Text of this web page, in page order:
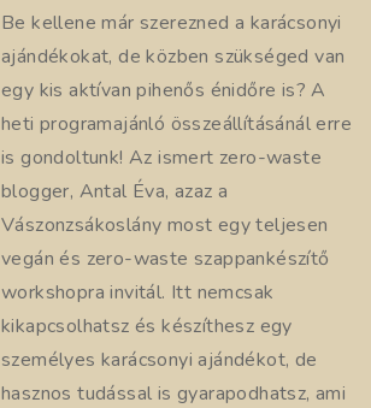
Be kellene már szerezned a karácsonyi
ajándékokat, de közben szükséged van
egy kis aktívan pihenős énidőre is? A
heti programajánló összeállításánál erre
is gondoltunk! Az ismert zero-waste
blogger, Antal Éva, azaz a
Vászonzsákoslány most egy teljesen
vegán és zero-waste szappankészítő
workshopra invitál. Itt nemcsak
kikapcsolhatsz és készíthesz egy
személyes karácsonyi ajándékot, de
hasznos tudással is gyarapodhatsz, ami